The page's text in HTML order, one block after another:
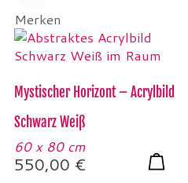
Merken
Mystischer Horizont – Acrylbild
Schwarz Weiß
60 x 80 cm
550,00 €